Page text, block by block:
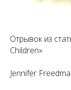
Отрывок из
Children»
Jennifer